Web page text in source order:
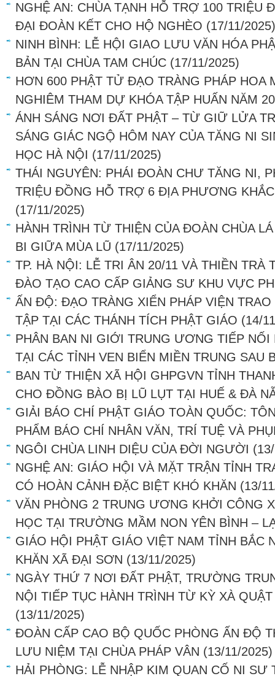
NGHỆ AN: CHÙA TẠNH HỖ TRỢ 100 TRIỆU
ĐẠI ĐOÀN KẾT CHO HỘ NGHÈO (17/11/2025)
NINH BÌNH: LỄ HỘI GIAO LƯU VĂN HÓA
BẢN TẠI CHÙA TAM CHÚC (17/11/2025)
HƠN 600 PHẬT TỬ ĐẠO TRÀNG PHÁP HOA
NGHIÊM THAM DỰ KHÓA TẬP HUẤN NĂM
ÁNH SÁNG NƠI ĐẤT PHẬT – TỪ GIỮ LỬA
SÁNG GIÁC NGỘ HÔM NAY CỦA TĂNG NI
HỌC HÀ NỘI (17/11/2025)
THÁI NGUYÊN: PHÁI ĐOÀN CHƯ TĂNG NI,
TRIỆU ĐỒNG HỖ TRỢ 6 ĐỊA PHƯƠNG
(17/11/2025)
HÀNH TRÌNH TỪ THIỆN CỦA ĐOÀN CHÙA
BI GIỮA MÙA LŨ (17/11/2025)
TP. HÀ NỘI: LỄ TRI ÂN 20/11 VÀ THIỀN TRÀ
ĐÀO TẠO CAO CẤP GIẢNG SƯ KHU VỰC
ẤN ĐỘ: ĐẠO TRÀNG XIỂN PHÁP VIỆN
TẬP TẠI CÁC THÁNH TÍCH PHẬT GIÁO (14/
PHÂN BAN NI GIỚI TRUNG ƯƠNG TIẾP
TẠI CÁC TỈNH VEN BIỂN MIỀN TRUNG SAU
BAN TỪ THIỆN XÃ HỘI GHPGVN TỈNH
CHO ĐỒNG BÀO BỊ LŨ LỤT TẠI HUẾ & ĐÀ
GIẢI BÁO CHÍ PHẬT GIÁO TOÀN QUỐC:
PHẨM BÁO CHÍ NHÂN VĂN, TRÍ TUỆ VÀ
NGÔI CHÙA LINH DIỆU CỦA ĐỜI NGƯỜI
NGHỆ AN: GIÁO HỘI VÀ MẶT TRẬN TỈNH
CÓ HOÀN CẢNH ĐẶC BIỆT KHÓ KHĂN (13/
VĂN PHÒNG 2 TRUNG ƯƠNG KHỞI CÔNG
HỌC TẠI TRƯỜNG MẦM NON YÊN BÌNH –
GIÁO HỘI PHẬT GIÁO VIỆT NAM TỈNH BẮC
KHĂN XÃ ĐẠI SƠN (13/11/2025)
NGÀY THỨ 7 NƠI ĐẤT PHẬT, TRƯỜNG
NỘI TIẾP TỤC HÀNH TRÌNH TỪ KỲ XÀ
(13/11/2025)
ĐOÀN CẤP CAO BỘ QUỐC PHÒNG ẤN ĐỘ
LƯU NIỆM TẠI CHÙA PHÁP VÂN (13/11/2025)
HẢI PHÒNG: LỄ NHẬP KIM QUAN CỐ NI SƯ